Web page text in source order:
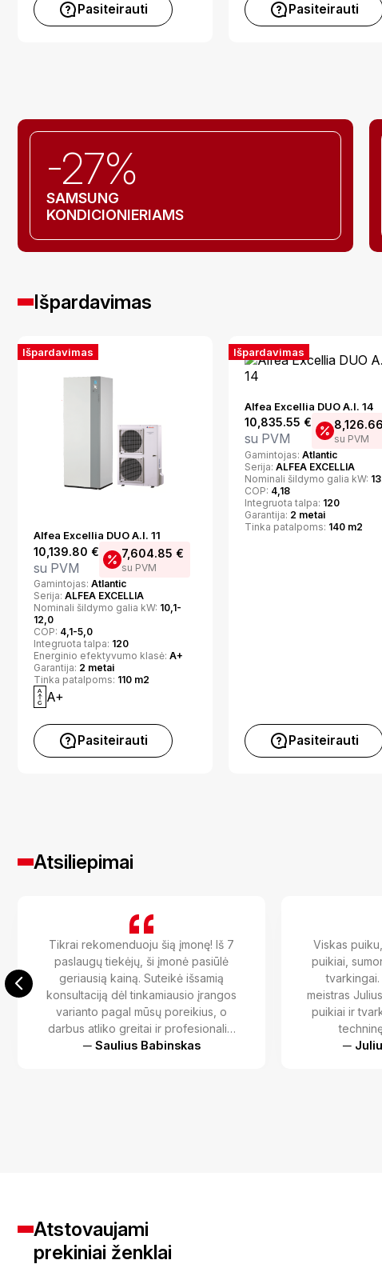
Pasiteirauti Pasiteirauti
-27%
SAMSUNG
KONDICIONIERIAMS
Išpardavimas
Išpardavimas
Alfea Excellia DUO A.I. 11
10,139.80 €
su PVM
7,604.85 €
su PVM
Gamintojas: Atlantic
Serija: ALFEA EXCELLIA
Nominali šildymo galia kW: 10,1-
12,0
COP: 4,1-5,0
Integruota talpa: 120
Energinio efektyvumo klasė: A+
Garantija: 2 metai
Tinka patalpoms: 110 m2
A+
Pasiteirauti
Išpardavimas
Alfea Excellia DUO A.I. 14
10,835.55 €
su PVM
8,126.66
su PVM
Gamintojas: Atlantic
Serija: ALFEA EXCELLIA
Nominali šildymo galia kW:
COP: 4,18
Integruota talpa: 120
Garantija: 2 metai
Tinka patalpoms: 140 m2
Pasiteirauti
Atsiliepimai
Tikrai rekomenduoju šią įmonę! Iš 7
paslaugų tiekėjų, ši įmonė pasiūlė
geriausią kainą. Suteikė išsamią
konsultaciją dėl tinkamiausio įrangos
varianto pagal mūsų poreikius, o
darbus atliko greitai ir profesionaliai
remiantis mūsų turimu projektu.
─ Saulius Babinskas
Viskas
puikiai,
meistras
puikiai ir
─
Atstovaujami
prekiniai ženklai